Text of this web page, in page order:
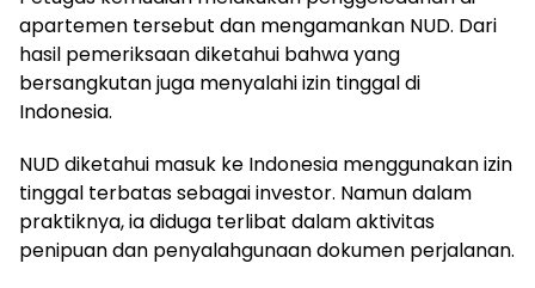
apartemen tersebut dan mengamankan NUD. Dari
hasil pemeriksaan diketahui bahwa yang
bersangkutan juga menyalahi izin tinggal di
Indonesia.
NUD diketahui masuk ke Indonesia menggunakan izin
tinggal terbatas sebagai investor. Namun dalam
praktiknya, ia diduga terlibat dalam aktivitas
penipuan dan penyalahgunaan dokumen perjalanan.